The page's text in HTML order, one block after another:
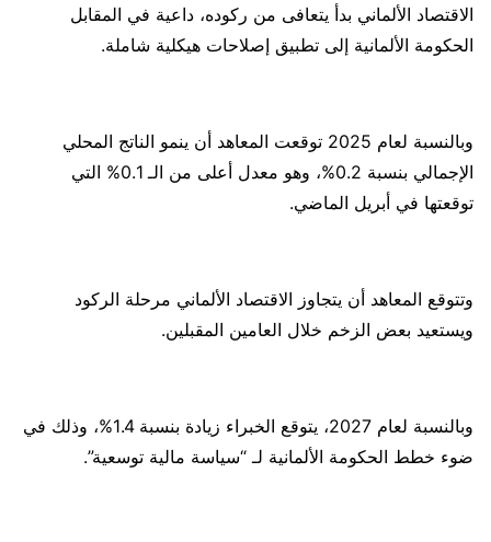
الاقتصاد الألماني بدأ يتعافى من ركوده، داعية في المقابل
الحكومة الألمانية إلى تطبيق إصلاحات هيكلية شاملة.
وبالنسبة لعام 2025 توقعت المعاهد أن ينمو الناتج المحلي
الإجمالي بنسبة 0.2%، وهو معدل أعلى من الـ 0.1% التي
توقعتها في أبريل الماضي.
وتتوقع المعاهد أن يتجاوز الاقتصاد الألماني مرحلة الركود
ويستعيد بعض الزخم خلال العامين المقبلين.
وبالنسبة لعام 2027، يتوقع الخبراء زيادة بنسبة 1.4%، وذلك في
ضوء خطط الحكومة الألمانية لـ “سياسة مالية توسعية”.